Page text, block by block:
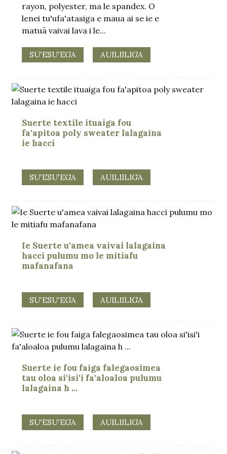
rayon, polyester, ma le spandex. O
lenei tu'ufa'atasiga e maua ai se ie e
matuā vaivai lava i le...
SU'ESU'EGA AUILIILIGA
Suerte textile ituaiga fou
fa'apitoa poly sweater lalagaina
ie hacci
SU'ESU'EGA AUILIILIGA
Ie Suerte u'amea vaivai lalagaina
hacci pulumu mo le mitiafu
mafanafana
SU'ESU'EGA AUILIILIGA
Suerte ie fou faiga falegaosimea
tau oloa si'isi'i fa'aloaloa pulumu
lalagaina h ...
SU'ESU'EGA AUILIILIGA